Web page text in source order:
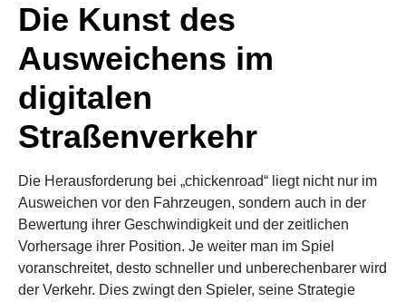
Die Kunst des
Ausweichens im
digitalen
Straßenverkehr
Die Herausforderung bei „chickenroad“ liegt nicht nur im
Ausweichen vor den Fahrzeugen, sondern auch in der
Bewertung ihrer Geschwindigkeit und der zeitlichen
Vorhersage ihrer Position. Je weiter man im Spiel
voranschreitet, desto schneller und unberechenbarer wird
der Verkehr. Dies zwingt den Spieler, seine Strategie